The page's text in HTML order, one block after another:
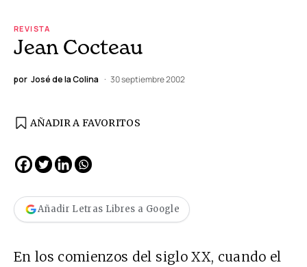
REVISTA
Jean Cocteau
por José de la Colina 30 septiembre 2002
AÑADIR A FAVORITOS
Añadir Letras Libres a Google
En los comienzos del siglo XX, cuando el